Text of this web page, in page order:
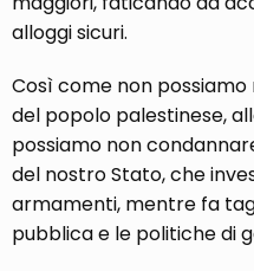
alloggi sicuri.
Così come non
del popolo palestinese,
possiamo non
del nostro Stato, che
armamenti, mentre fa
pubblica e le politiche di